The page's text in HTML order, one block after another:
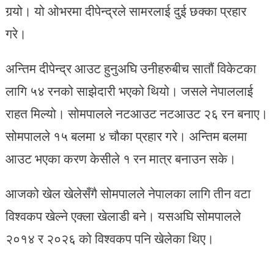
गर्‍यो। यो ओभरमा दीपेन्द्रले सामरलाई दुई छक्का प्रहार
गरे।
अन्तिम दीपेन्द्र आउट हुनुअघि उनीहरुबीच सातौं विकेटका
लागि ५४ रनको साझेदारी भएको थियो। जसले नेपाललाई
राहत मिल्यो। सोमपालले नटआउट नटआउट २६ रन बनाए।
सोमपालले १५ बलमा ४ चौका प्रहार गरे। अन्तिम बलमा
आउट भएका करण केसीले १ रन मात्र बनाउन सके।
आजको खेल खेलेसँगै सोमपालले नेपालका लागि तीन वटा
विश्वकप खेल्ने एक्ला खेलाडी बने। यसअघि सोमपालले
२०१४ र २०२६ को विश्वकप पनि खेलेका थिए।